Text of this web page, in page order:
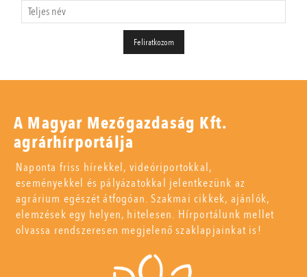
A Magyar Mezőgazdaság Kft.
agrárhírportálja
Naponta friss hírekkel, videóriportokkal,
eseményekkel és pályázatokkal jelentkezünk az
agrárium egészét átfogóan. Szakmai cikkek, ajánlók,
elemzések egy helyen, hitelesen. Hírportálunk mellet
olvassa rendszeresen megjelenő szaklapjainkat is!